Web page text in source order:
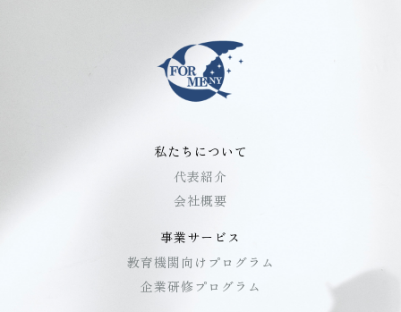
私たちについて
代表紹介
会社概要
事業サービス
教育機関向けプログラム
企業研修プログラム